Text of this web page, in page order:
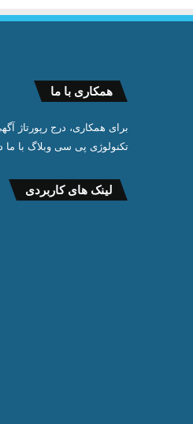
همکاری با ما
برای همکاری، درج رپورتاژ
تکنولوژی پی سی وبلاگ با ما
لینک های کاربردی